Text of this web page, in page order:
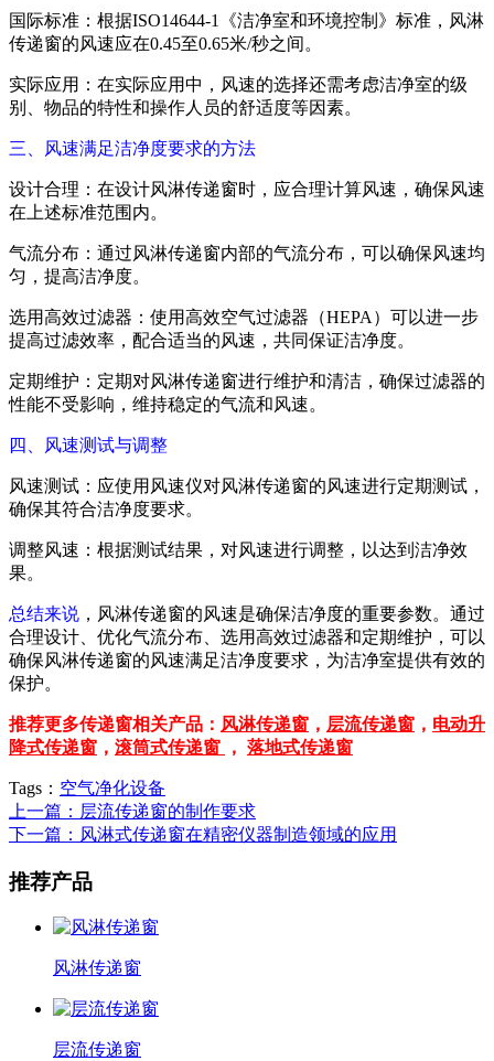
国际标准：根据ISO14644-1《洁净室和环境控制》标准，风淋
传递窗的风速应在0.45至0.65米/秒之间。
实际应用：在实际应用中，风速的选择还需考虑洁净室的级
别、物品的特性和操作人员的舒适度等因素。
三、风速满足洁净度要求的方法
设计合理：在设计风淋传递窗时，应合理计算风速，确保风速
在上述标准范围内。
气流分布：通过风淋传递窗内部的气流分布，可以确保风速均
匀，提高洁净度。
选用高效过滤器：使用高效空气过滤器（HEPA）可以进一步
提高过滤效率，配合适当的风速，共同保证洁净度。
定期维护：定期对风淋传递窗进行维护和清洁，确保过滤器的
性能不受影响，维持稳定的气流和风速。
四、风速测试与调整
风速测试：应使用风速仪对风淋传递窗的风速进行定期测试，
确保其符合洁净度要求。
调整风速：根据测试结果，对风速进行调整，以达到洁净效
果。
总结来说 ，风淋传递窗的风速是确保洁净度的重要参数。通过
合理设计、优化气流分布、选用高效过滤器和定期维护，可以
确保风淋传递窗的风速满足洁净度要求，为洁净室提供有效的
保护。
推荐更多传递窗相关产品： 风淋传递窗 ， 层流传递窗 ， 电动升
降式传递窗 ， 滚筒式传递窗 ， 落地式传递窗
Tags： 空气净化设备
上一篇：层流传递窗的制作要求
下一篇：风淋式传递窗在精密仪器制造领域的应用
推荐产品
风淋传递窗
层流传递窗